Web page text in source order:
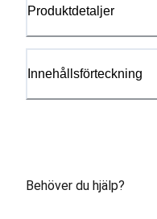
Produktdetaljer
Innehållsförteckning
Behöver du hjälp?